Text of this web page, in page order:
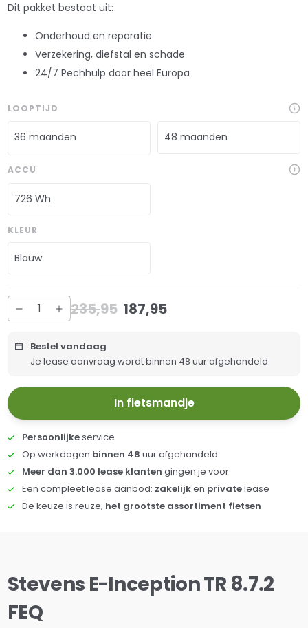
Dit pakket bestaat uit:
Onderhoud en reparatie
Verzekering, diefstal en schade
24/7 Pechhulp door heel Europa
LOOPTIJD
36 maanden 48 maanden
ACCU
726 Wh
KLEUR
Blauw
235,95 187,95
Bestel vandaag
Je lease aanvraag wordt binnen 48 uur afgehandeld
In fietsmandje
Persoonlijkeservice
Op werkdagen binnen 48 uur afgehandeld
Meer dan 3.000 lease klanten gingen je voor
Een compleet lease aanbod: zakelijken privatelease
De keuze is reuze; het grootste assortiment fietsen
Stevens E-Inception TR 8.7.2
FEQ